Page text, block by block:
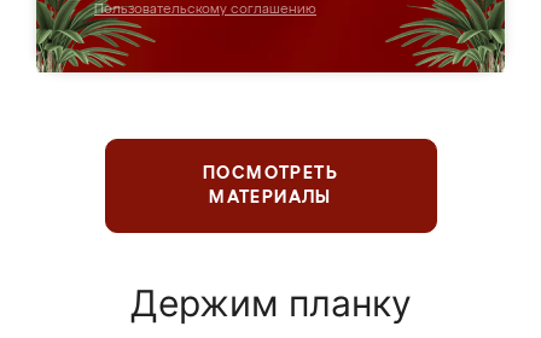
Пользовательскому соглашению
ПОСМОТРЕТЬ
МАТЕРИАЛЫ
Держим планку